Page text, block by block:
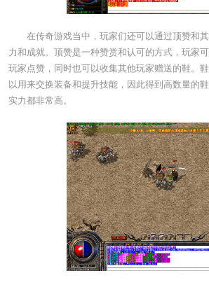
在传奇游戏当中，玩家们还可以通过顶赞和
力和成就。顶赞是一种赞赏和认可的方式，玩家
玩家点赞，同时也可以收集其他玩家赠送的鞋。
以用来交换装备和提升技能，因此得到高数量的
实力都非常高。